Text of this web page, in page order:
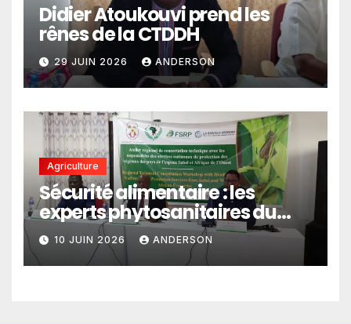
Didier Atoukouvi prend les
rênes de la CTDDH
29 JUIN 2026 ANDERSON
Agriculture
Sécurité alimentaire : les
experts phytosanitaires du
Sahel et d’Afrique de l’Ouest
en conclave à Lomé
10 JUIN 2026 ANDERSON